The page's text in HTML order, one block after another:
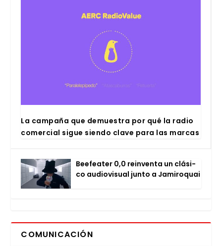
La cam­pa­ña que demues­tra por qué la radio
comer­cial sigue sien­do cla­ve para las mar­cas
Bee­fea­ter 0,0 rein­ven­ta un clá­si­
co audio­vi­sual jun­to a Jami­ro­quai
COMUNICACIÓN